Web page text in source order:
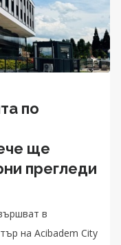
по
ще
прегледи
в
на Acibadem City